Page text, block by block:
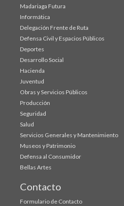
Madariaga Futura
Informática
Delegación Frente de Ruta
Defensa Civil y Espacios Públicos
Deportes
Desarrollo Social
Hacienda
Juventud
Obras y Servicios Públicos
Producción
Seguridad
Salud
Servicios Generales y Mantenimiento
Museos y Patrimonio
Defensa al Consumidor
Bellas Artes
Contacto
Formulario de Contacto